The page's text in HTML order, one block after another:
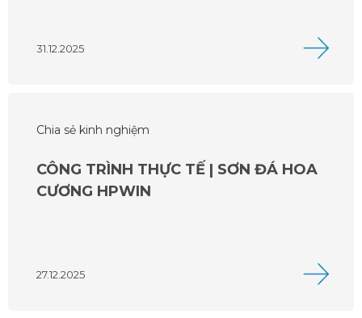
31.12.2025
Chia sẻ kinh nghiệm
CÔNG TRÌNH THỰC TẾ | SƠN ĐÁ HOA
CƯƠNG HPWIN
27.12.2025